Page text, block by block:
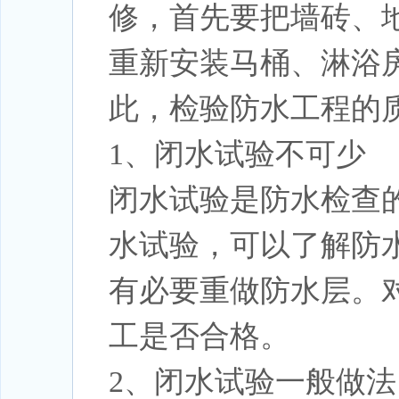
修，首先要把墙砖、
重新安装马桶、淋浴
此，检验防水工程的
1、闭水试验不可少
闭水试验是防水检查
水试验，可以了解防
有必要重做防水层。
工是否合格。
2、闭水试验一般做法